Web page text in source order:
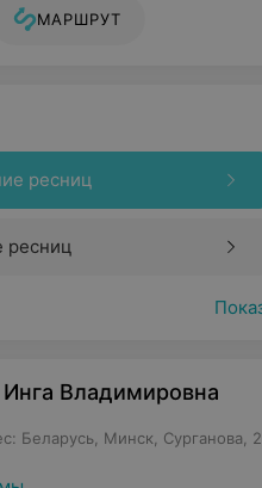
МАРШРУТ
ресниц
ресниц
Владимировна
Беларусь, Минск, Сурганова,